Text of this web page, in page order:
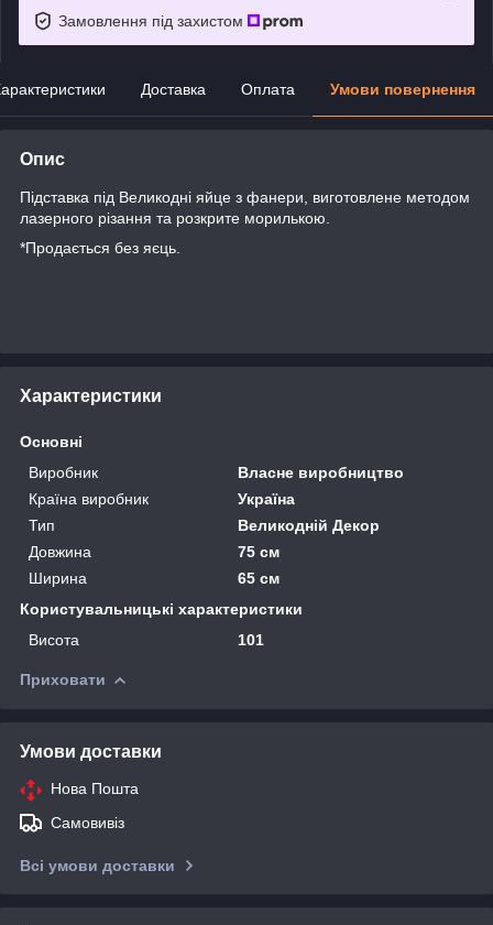
Замовлення під захистом
Доставка Оплата Умови повернення
Опис
Підставка під Великодні яйце з фанери, виготовлене методом
лазерного різання та розкрите морилькою.
*Продається без яєць.
Характеристики
Основні
Виробник
Власне виробництво
Країна виробник
Україна
Тип
Великодній Декор
Довжина
75 см
Ширина
65 см
Користувальницькі характеристики
Висота
101
Приховати
Умови доставки
Нова Пошта
Самовивіз
Всі умови доставки